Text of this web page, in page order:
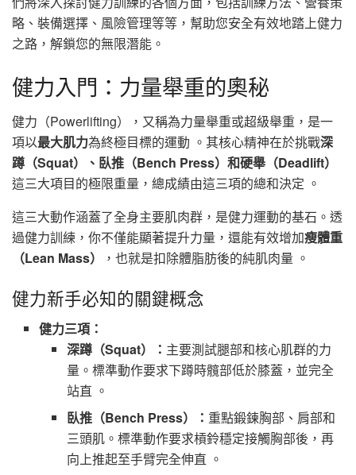
略、裝備選擇、風險管理等等，幫助您安全有效地踏上健力
之路，解鎖您的無限潛能。
健力入門：力量舉重的奧秘
健力（Powerlifting），又稱為力量舉重或超級舉重，是一
項以最大肌力為終極目標的運動 。其核心精神在於挑戰深
蹲（Squat）、臥推（Bench Press）和硬舉（Deadlift）
這三大項目的極限重量，總成績由這三項的總和決定 。
這三大動作涵蓋了全身主要肌肉群，是健力運動的基石。透
過健力訓練，你不僅能顯著提升力量，還能有效增加瘦體重
（Lean Mass）
，也就是扣除體脂肪後的純肌肉量 。
健力新手必知的關鍵概念
健力三項：
深蹲（Squat）： 主要測試腿部和核心肌群的力
量。標準動作要求下蹲時髖部低於膝蓋，並完全
站直 。
臥推（Bench Press）： 重點鍛鍊胸部、肩部和
三頭肌。標準動作要求槓鈴穩定接觸胸部後，再
向上推起至手臂完全伸直 。